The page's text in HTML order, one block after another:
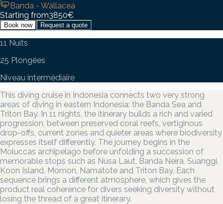
Banda - Wallacea
Starting from3850€
Book now Request a quote
11 Nuits
25 Plongées
Niveau intermédiaire
This diving cruise in Indonesia connects two very strong
areas of diving in eastern Indonesia: the Banda Sea and
Triton Bay. In 11 nights, the itinerary builds a rich and varied
progression, between preserved coral reefs, vertiginous
drop-offs, current zones and quieter areas where biodiversity
expresses itself differently. The journey begins in the
Moluccas archipelago before unfolding a succession of
memorable stops such as Nusa Laut, Banda Neira, Suanggi,
Koon Island, Momon, Namatote and Triton Bay. Each
sequence brings a different atmosphere, which gives the
product real coherence for divers seeking diversity without
losing the thread of a great itinerary.